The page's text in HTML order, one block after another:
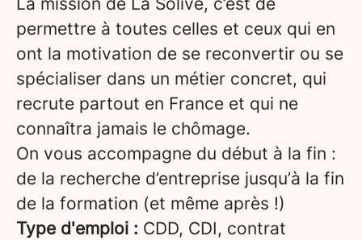
permettre à toutes celles et ceux qui en
ont la motivation de se reconvertir ou se
spécialiser dans un métier concret, qui
recrute partout en France et qui ne
connaîtra jamais le chômage.
On vous accompagne du début à la fin :
de la recherche d’entreprise jusqu’à la fin
de la formation (et même après !)
Type d'emploi : CDD, CDI, contrat